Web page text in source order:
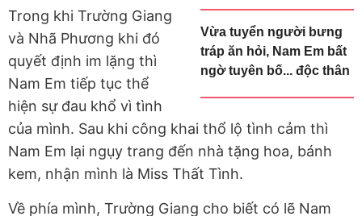
Vừa tuyển người bưng
tráp ăn hỏi, Nam Em bất
ngờ tuyên bố... độc thân
Trong khi Trường Giang
và Nhã Phương khi đó
quyết định im lặng thì
Nam Em tiếp tục thể
hiện sự đau khổ vì tình
của mình. Sau khi công khai thổ lộ tình cảm thì
Nam Em lại ngụy trang đến nhà tặng hoa, bánh
kem, nhận mình là Miss Thất Tình.
Về phía mình, Trường Giang cho biết có lẽ Nam